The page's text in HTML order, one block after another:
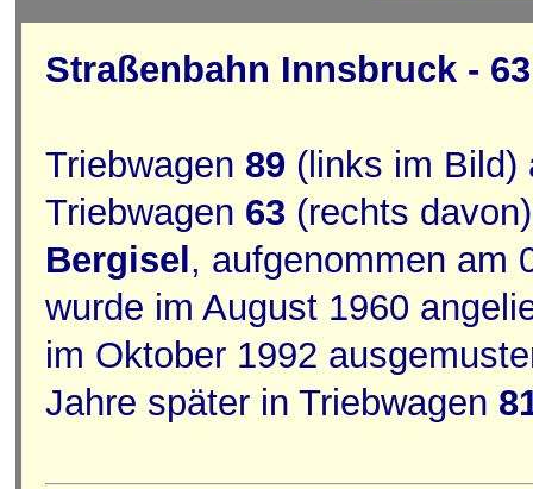
Straßenbahn Innsbruck - 63
Triebwagen 89 (links im
Triebwagen 63 (rechts
Bergisel , aufgenommen am
wurde im August 1960
im Oktober 1992
Jahre später in Triebwagen